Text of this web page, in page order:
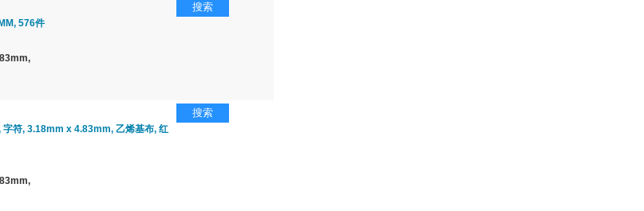
576件
搜索
字符, 3.18mm x 4.83mm, 乙烯基布, 红
搜索